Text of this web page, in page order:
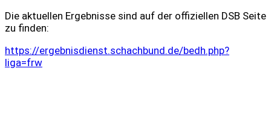
Die aktuellen Ergebnisse sind auf der offiziellen DSB Seite
zu finden:
https://ergebnisdienst.schachbund.de/bedh.php?
liga=frw